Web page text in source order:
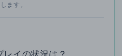
します。